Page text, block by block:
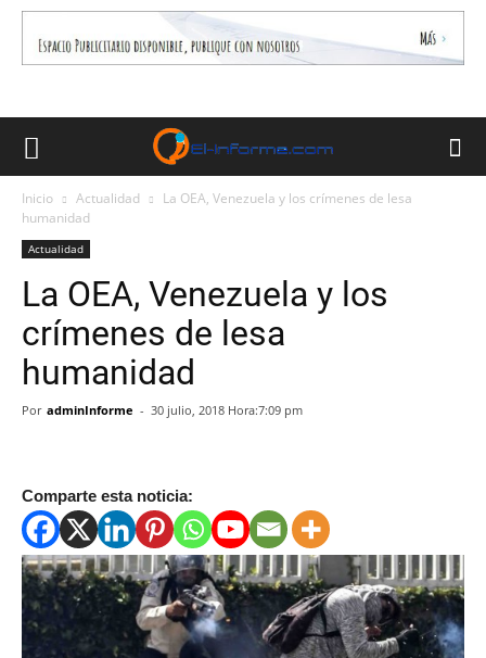
Inicio Actualidad
La OEA, Venezuela y los crímenes de lesa
humanidad
Actualidad
La OEA, Venezuela y los
crímenes de lesa
humanidad
Por adminInforme - 30 julio, 2018 Hora:7:09 pm
Comparte esta noticia: